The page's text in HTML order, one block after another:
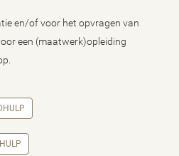
en/of voor het opvragen van
een (maatwerk)opleiding